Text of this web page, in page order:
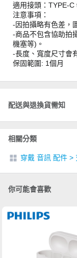
適用接頭：TYPE-C
注意事項：
-因拍攝略有色差，
-商品不包含協助拍
機塞等)。
-長度、寬度尺寸會
保固範圍: 1個月
配送與退換貨需知
相關分類
穿戴 音訊 配件 >
你可能會喜歡